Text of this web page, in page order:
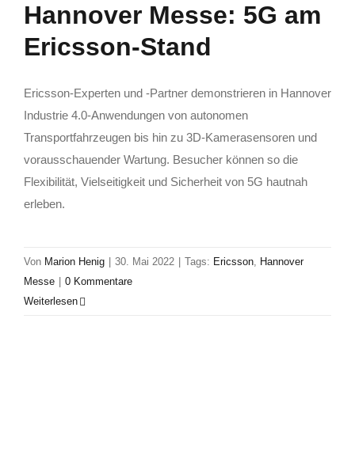
Hannover Messe: 5G am
Ericsson-Stand
Ericsson-Experten und -Partner demonstrieren in Hannover
Industrie 4.0-Anwendungen von autonomen
Transportfahrzeugen bis hin zu 3D-Kamerasensoren und
vorausschauender Wartung. Besucher können so die
Flexibilität, Vielseitigkeit und Sicherheit von 5G hautnah
erleben.
Von Marion Henig 30. Mai 2022 Tags: Ericsson, Hannover
Messe
0 Kommentare
Weiterlesen